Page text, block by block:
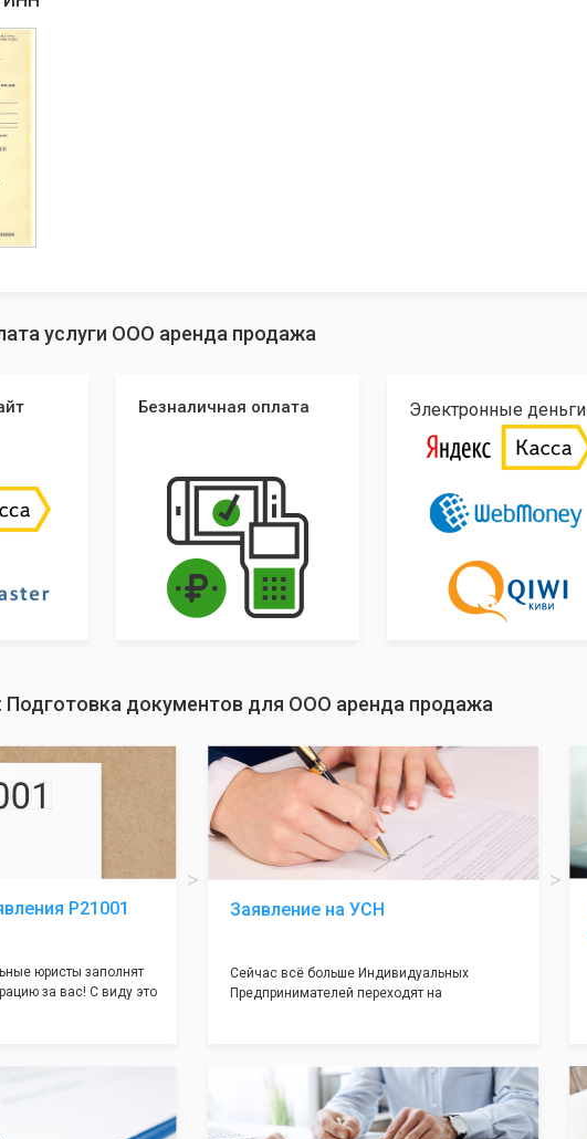
услуги ООО аренда продажа
Безналичная оплата Электронные деньги
Подготовка документов для ООО аренда продажа
Р21001
юристы заполнят
за вас! С виду это
мы возьмем все
наши юристы с
работы оформят всё
на 100%
Заявление на УСН
Сейчас всё больше Индивидуальных
Предпринимателей переходят на
пониженной налоговой ставкой.